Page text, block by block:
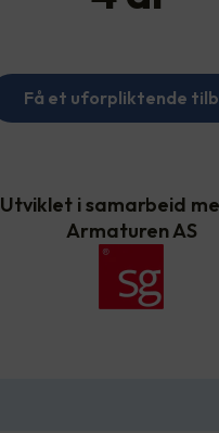
Få et uforpliktende
Utviklet i samarbeid
Armaturen AS